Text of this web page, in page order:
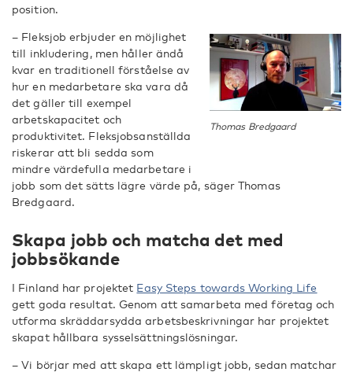
position.
Thomas Bredgaard
– Fleksjob erbjuder en möjlighet
till inkludering, men håller ändå
kvar en traditionell förståelse av
hur en medarbetare ska vara då
det gäller till exempel
arbetskapacitet och
produktivitet. Fleksjobsanställda
riskerar att bli sedda som
mindre värdefulla medarbetare i
jobb som det sätts lägre värde på, säger Thomas
Bredgaard.
Skapa jobb och matcha det med
jobbsökande
I Finland har projektet Easy Steps towards Working Life
gett goda resultat. Genom att samarbeta med företag och
utforma skräddarsydda arbetsbeskrivningar har projektet
skapat hållbara sysselsättningslösningar.
– Vi börjar med att skapa ett lämpligt jobb, sedan matchar